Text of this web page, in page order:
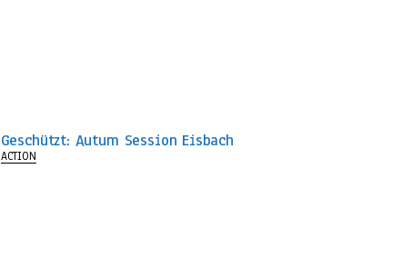
Geschützt: Autum Session Eisbach
ACTION